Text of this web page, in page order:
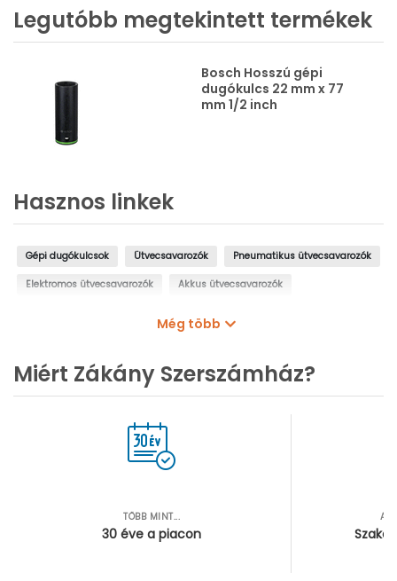
Legutóbb megtekintett termékek
Bosch Hosszú gépi
dugókulcs 22 mm x 77
mm 1/2 inch
Hasznos linkek
Gépi dugókulcsok Ütvecsavarozók Pneumatikus ütvecsavarozók
Elektromos ütvecsavarozók Akkus ütvecsavarozók
Még több
Miért Zákány Szerszámház?
TÖBB MINT...
30 éve a piacon